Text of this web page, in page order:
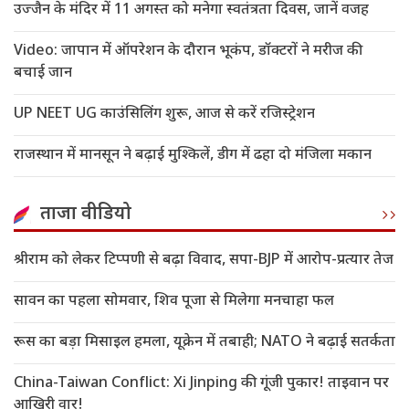
उज्जैन के मंदिर में 11 अगस्त को मनेगा स्वतंत्रता दिवस, जानें वजह
Video: जापान में ऑपरेशन के दौरान भूकंप, डॉक्टरों ने मरीज की
बचाई जान
UP NEET UG काउंसिलिंग शुरू, आज से करें रजिस्ट्रेशन
राजस्थान में मानसून ने बढ़ाई मुश्किलें, डीग में ढहा दो मंजिला मकान
ताजा वीडियो
श्रीराम को लेकर टिप्पणी से बढ़ा विवाद, सपा-BJP में आरोप-प्रत्यार तेज
सावन का पहला सोमवार, शिव पूजा से मिलेगा मनचाहा फल
रूस का बड़ा मिसाइल हमला, यूक्रेन में तबाही; NATO ने बढ़ाई सतर्कता
China-Taiwan Conflict: Xi Jinping की गूंजी पुकार! ताइवान पर
आखिरी वार!